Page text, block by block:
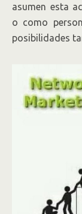
asumen esta
o como
posibilidades